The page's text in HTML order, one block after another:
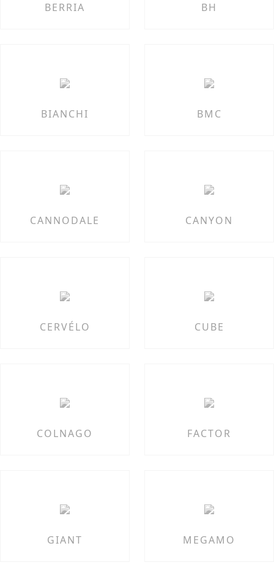
BERRIA BH
BIANCHI BMC
CANNODALE CANYON
CERVÉLO CUBE
COLNAGO FACTOR
GIANT MEGAMO